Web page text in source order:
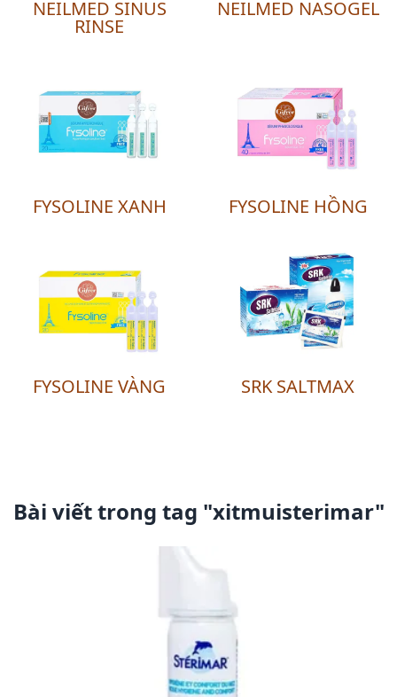
NEILMED SINUS
RINSE
NEILMED NASOGEL
FYSOLINE XANH FYSOLINE HỒNG
FYSOLINE VÀNG SRK SALTMAX
Bài viết trong tag "xitmuisterimar"